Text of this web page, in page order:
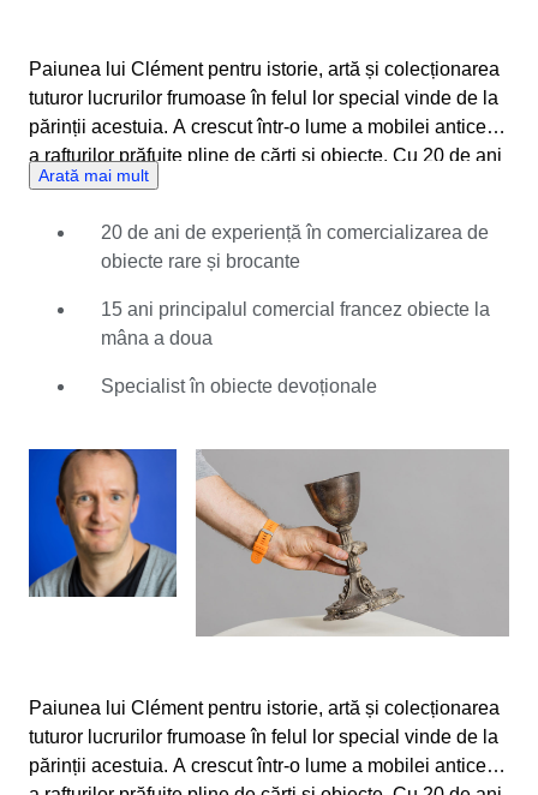
Paiunea lui Clément pentru istorie, artă și colecționarea
tuturor lucrurilor frumoase în felul lor special vinde de la
părinții acestuia. A crescut într-o lume a mobilei antice și
a rafturilor prăfuite pline de cărți și obiecte. Cu 20 de ani
de experiență, dintre care 15 i-a petrecut în una dntre
antice și rare la mâna a doua. years’ experience.
Cunoștințele și iubirea lui Clément pentru brocante este
atât largă, cât și firidă. Adoră fiecare obiect special ce îi
vine în cale și abia așteaptă să îi exploreze povestea.
istoriile lor profunde și misterele sentimentale. Clément
obiectele rare. Abia așteaptă să învețe totul despre ce
anume face un obiect special pentru proprietarul
acestuia și să ajute la găsirea locului perfect pentru
acesta.
Arată mai mult
20 de ani de experiență în comercializarea de
obiecte rare și brocante
15 ani principalul comercial francez obiecte la
mâna a doua
Specialist în obiecte devoționale
Paiunea lui Clément pentru istorie, artă și colecționarea
tuturor lucrurilor frumoase în felul lor special vinde de la
părinții acestuia. A crescut într-o lume a mobilei antice și